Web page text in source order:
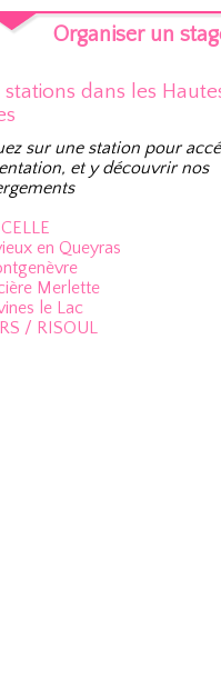
Organiser un
stations dans les
sur une station pour
et y découvrir nos
en Queyras
Merlette
le Lac
/ RISOUL